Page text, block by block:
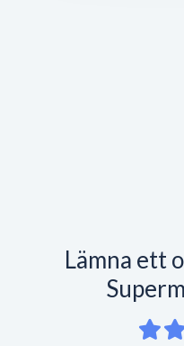
Lämna ett